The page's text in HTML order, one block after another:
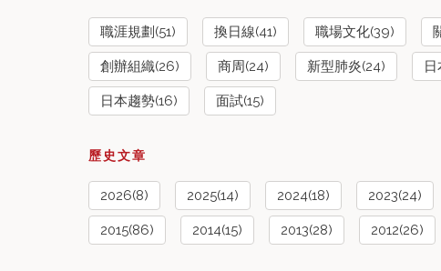
職涯規劃(51) 換日線(41) 職場文化(39)
創辦組織(26) 商周(24) 新型肺炎(24)
日本趨勢(16) 面試(15)
歷史文章
2026(8) 2025(14) 2024(18) 2023(24)
2015(86) 2014(15) 2013(28) 2012(26)